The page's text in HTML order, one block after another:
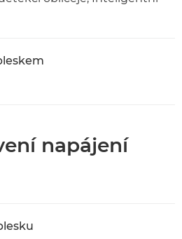
napájení